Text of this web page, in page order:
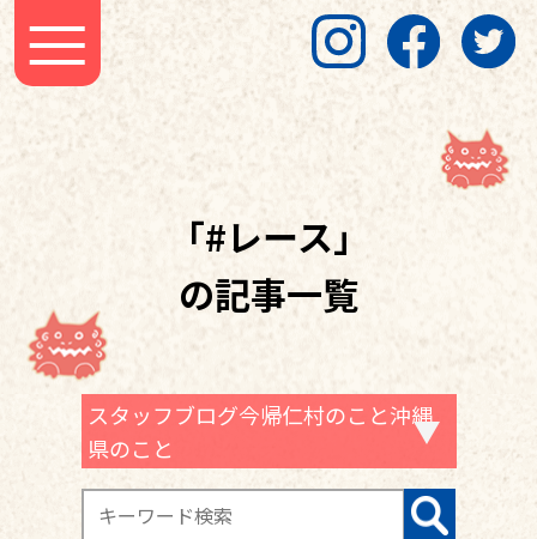
「#レース」
の記事一覧
スタッフブログ今帰仁村のこと沖縄
県のこと